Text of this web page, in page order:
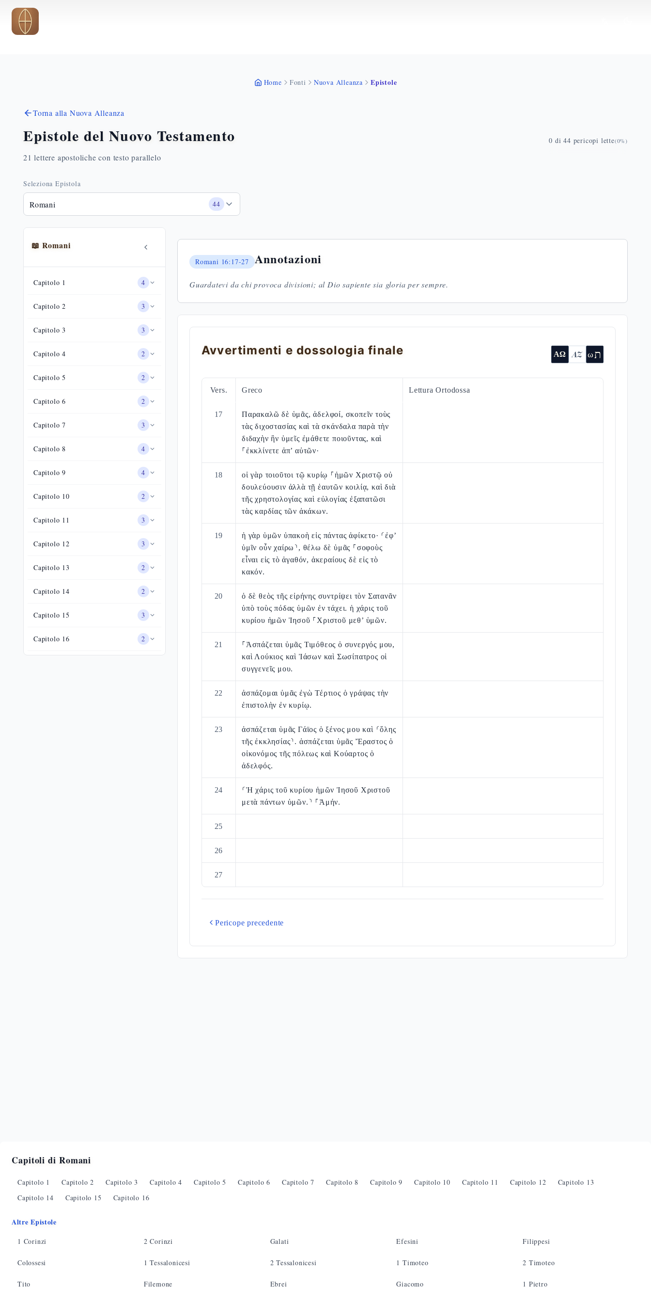
Vai al contenuto principale
Home Fonti Nuova Alleanza Epistole
Torna alla Nuova Alleanza
Epistole del Nuovo Testamento
21 lettere apostoliche con testo parallelo
0 di 44 pericopi lette(0%)
Seleziona Epistola
Romani 44
📖 Romani
Capitolo 1 4
Capitolo2 3
Capitolo3 3
Capitolo4 2
Capitolo5 2
Capitolo6 2
Capitolo7 3
Capitolo8 4
Capitolo9 4
Capitolo 10 2
Capitolo 11 3
Capitolo 12 3
Capitolo 13 2
Capitolo 14 2
Capitolo 15 3
Capitolo 16 2
Romani 16:17-27 Annotazioni
Guardatevi da chi provoca divisioni; al Dio sapiente sia gloria per sempre.
Avvertimenti e dossologia finale ΑΩ AZ ωת
Vers. Greco Lettura Ortodossa
17
Παρακαλῶ δὲ ὑμᾶς, ἀδελφοί, σκοπεῖν τοὺς
τὰς διχοστασίας καὶ τὰ σκάνδαλα παρὰ τὴν
διδαχὴν ἣν ὑμεῖς ἐμάθετε ποιοῦντας, καὶ
⸀ἐκκλίνετε ἀπ’ αὐτῶν·
18
οἱ γὰρ τοιοῦτοι τῷ κυρίῳ ⸀ἡμῶν Χριστῷ οὐ
δουλεύουσιν ἀλλὰ τῇ ἑαυτῶν κοιλίᾳ, καὶ διὰ
τῆς χρηστολογίας καὶ εὐλογίας ἐξαπατῶσι
τὰς καρδίας τῶν ἀκάκων.
19
ἡ γὰρ ὑμῶν ὑπακοὴ εἰς πάντας ἀφίκετο· ⸂ἐφ’
ὑμῖν οὖν χαίρω⸃, θέλω δὲ ὑμᾶς ⸀σοφοὺς
εἶναι εἰς τὸ ἀγαθόν, ἀκεραίους δὲ εἰς τὸ
κακόν.
20
ὁ δὲ θεὸς τῆς εἰρήνης συντρίψει τὸν Σατανᾶν
ὑπὸ τοὺς πόδας ὑμῶν ἐν τάχει. ἡ χάρις τοῦ
κυρίου ἡμῶν Ἰησοῦ ⸀Χριστοῦ μεθ’ ὑμῶν.
21
⸀Ἀσπάζεται ὑμᾶς Τιμόθεος ὁ συνεργός μου,
καὶ Λούκιος καὶ Ἰάσων καὶ Σωσίπατρος οἱ
συγγενεῖς μου.
22
ἀσπάζομαι ὑμᾶς ἐγὼ Τέρτιος ὁ γράψας τὴν
ἐπιστολὴν ἐν κυρίῳ.
23
ἀσπάζεται ὑμᾶς Γάϊος ὁ ξένος μου καὶ ⸂ὅλης
τῆς ἐκκλησίας⸃. ἀσπάζεται ὑμᾶς Ἔραστος ὁ
οἰκονόμος τῆς πόλεως καὶ Κούαρτος ὁ
ἀδελφός.
24
⸂Ἡ χάρις τοῦ κυρίου ἡμῶν Ἰησοῦ Χριστοῦ
μετὰ πάντων ὑμῶν.⸃ ⸀Ἀμήν.
25
26
27
Pericope precedente
Capitoli di Romani
Capitolo 1 Capitolo2 Capitolo3 Capitolo4 Capitolo5 Capitolo6 Capitolo7 Capitolo8 Capitolo9 Capitolo 10 Capitolo 11 Capitolo 12 Capitolo 13
Capitolo 14 Capitolo 15 Capitolo 16
Altre Epistole
1 Corinzi 2 Corinzi Galati Efesini Filippesi
Colossesi 1 Tessalonicesi 2 Tessalonicesi 1 Timoteo 2 Timoteo
Tito Filemone Ebrei Giacomo 1 Pietro